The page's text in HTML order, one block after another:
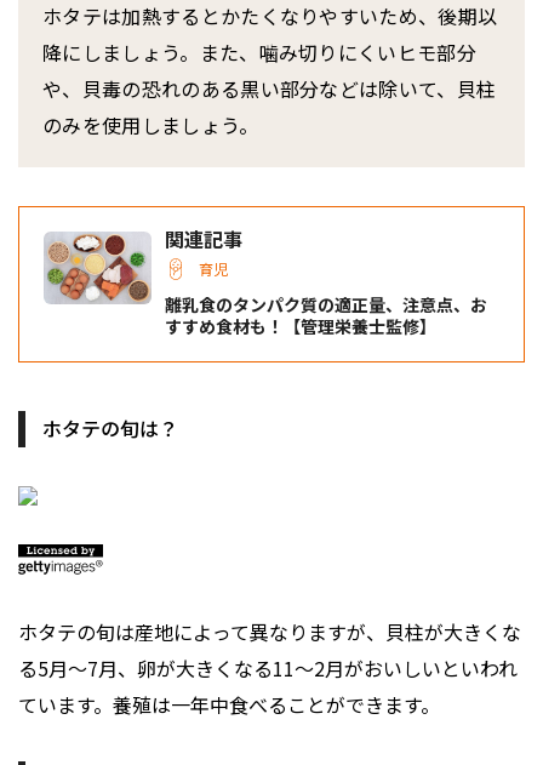
ホタテは加熱するとかたくなりやすいため、後期以
降にしましょう。また、噛み切りにくいヒモ部分
や、貝毒の恐れのある黒い部分などは除いて、貝柱
のみを使用しましょう。
関連記事
育児
離乳食のタンパク質の適正量、注意点、お
すすめ食材も！【管理栄養士監修】
ホタテの旬は？
ホタテの旬は産地によって異なりますが、貝柱が大きくな
る5月～7月、卵が大きくなる11～2月がおいしいといわれ
ています。養殖は一年中食べることができます。